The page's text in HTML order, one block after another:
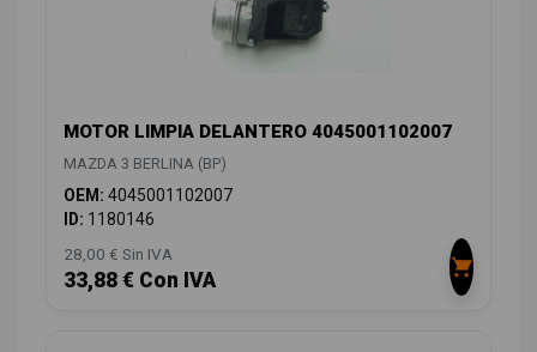
MOTOR LIMPIA DELANTERO 4045001102007
MAZDA 3 BERLINA (BP)
OEM: 4045001102007
ID: 1180146
28,00 € Sin IVA
33,88 € Con IVA